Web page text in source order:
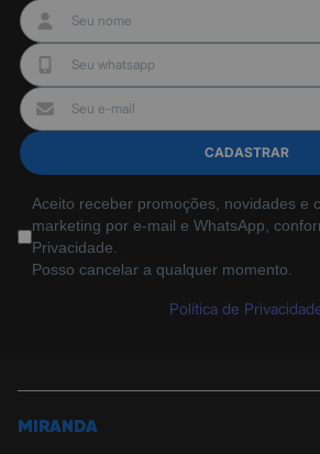
CADASTRAR
Aceito receber promoções, novidades e
marketing por e-mail e WhatsApp,
Privacidade.
Posso cancelar a qualquer momento.
Política de
MIRANDA